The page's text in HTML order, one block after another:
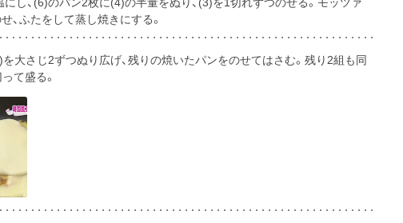
、ふたをして蒸し焼きにする。
大さじ2ずつぬり広げ、残りの焼いたパンをのせてはさむ。残り2組も同
て盛る。